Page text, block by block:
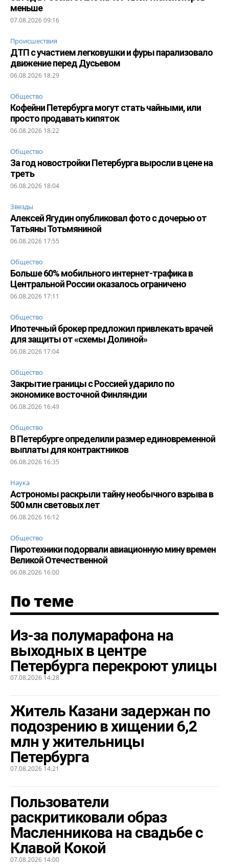
меньше
07.08.2026 09:16
Происшествия
ДТП с участием легковушки и фуры парализовало
движение перед Дусьевом
06.08.2026 18:29
Общество
Кофейни Петербурга могут стать чайными, или
просто продавать кипяток
06.08.2026 18:22
Общество
За год новостройки Петербурга выросли в цене на
треть
06.08.2026 18:04
Звезды
Алексей Ягудин опубликовал фото с дочерью от
Татьяны Тотьмяниной
06.08.2026 17:55
Общество
Больше 60% мобильного интернет-трафика в
Центральной России оказалось ограничено
06.08.2026 17:11
Общество
Ипотечный брокер предложил привлекать врачей
для защиты от «схемы Долиной»
06.08.2026 17:04
Общество
Закрытие границы с Россией ударило по
экономике восточной Финляндии
06.08.2026 16:49
Общество
В Петербурге определили размер единовременной
выплаты для контрактников
06.08.2026 16:35
Наука
Астрономы раскрыли тайну необычного взрыва в
500 млн световых лет
06.08.2026 16:12
Общество
Пиротехники подорвали авиационную мину времен
Великой Отечественной
06.08.2026 16:00
По теме
Из-за полумарафона на
выходных в центре
Петербурга перекроют улицы
07.08.2026 14:28
Житель Казани задержан по
подозрению в хищении 6,2
млн у жительницы
Петербурга
07.08.2026 14:21
Пользователи
раскритиковали образ
Масленникова на свадьбе с
Клавой Кокой
07.08.2026 14:00